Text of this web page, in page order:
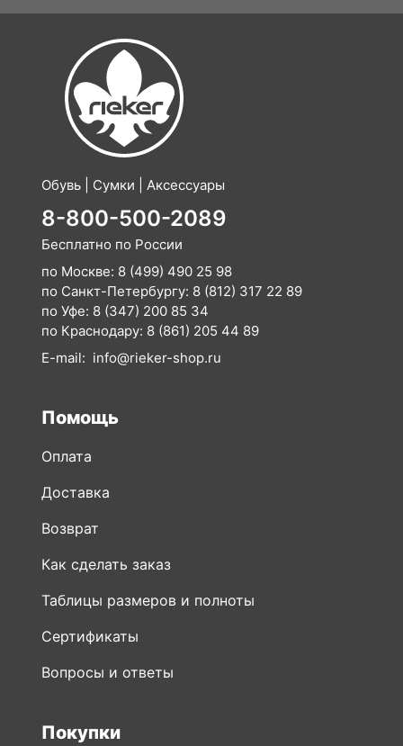
Обувь | Сумки | Аксессуары
8-800-500-2089
Бесплатно по России
по Москве: 8 (499) 490 25 98
по Санкт-Петербургу: 8 (812) 317 22 89
по Уфе: 8 (347) 200 85 34
по Краснодару: 8 (861) 205 44 89
E-mail: info@rieker-shop.ru
Помощь
Оплата
Доставка
Возврат
Как сделать заказ
Таблицы размеров и полноты
Сертификаты
Вопросы и ответы
Покупки